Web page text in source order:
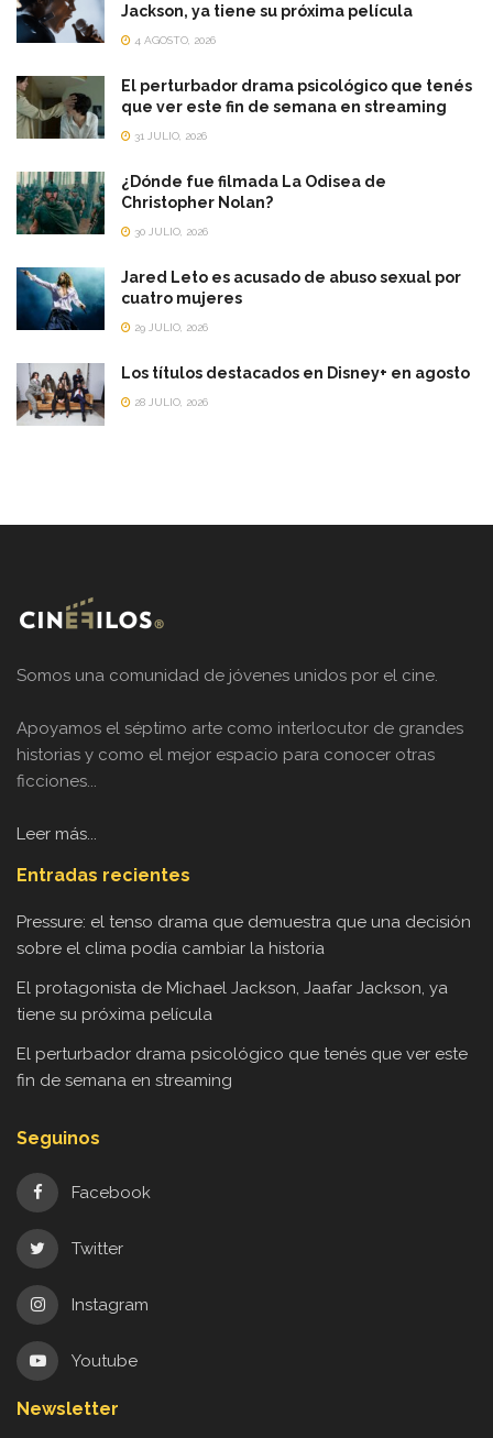
Jackson, ya tiene su próxima película
4 AGOSTO, 2026
El perturbador drama psicológico que tenés
que ver este fin de semana en streaming
31 JULIO, 2026
¿Dónde fue filmada La Odisea de
Christopher Nolan?
30 JULIO, 2026
Jared Leto es acusado de abuso sexual por
cuatro mujeres
29 JULIO, 2026
Los títulos destacados en Disney+ en agosto
28 JULIO, 2026
Somos una comunidad de jóvenes unidos por el cine.
Apoyamos el séptimo arte como interlocutor de grandes
historias y como el mejor espacio para conocer otras
ficciones...
Leer más...
Entradas recientes
Pressure: el tenso drama que demuestra que una decisión
sobre el clima podía cambiar la historia
El protagonista de Michael Jackson, Jaafar Jackson, ya
tiene su próxima película
El perturbador drama psicológico que tenés que ver este
fin de semana en streaming
Seguinos
Facebook
Twitter
Instagram
Youtube
Newsletter